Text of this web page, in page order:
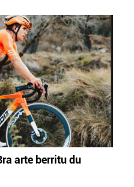
arte berritu du